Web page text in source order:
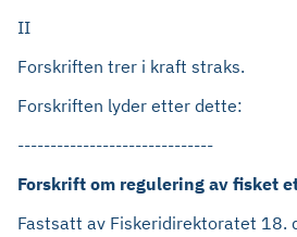
II
Forskriften trer i kraft straks.
Forskriften lyder etter dette:
------------------------------
Forskrift om regulering av fisket
Fastsatt av Fiskeridirektoratet 18.